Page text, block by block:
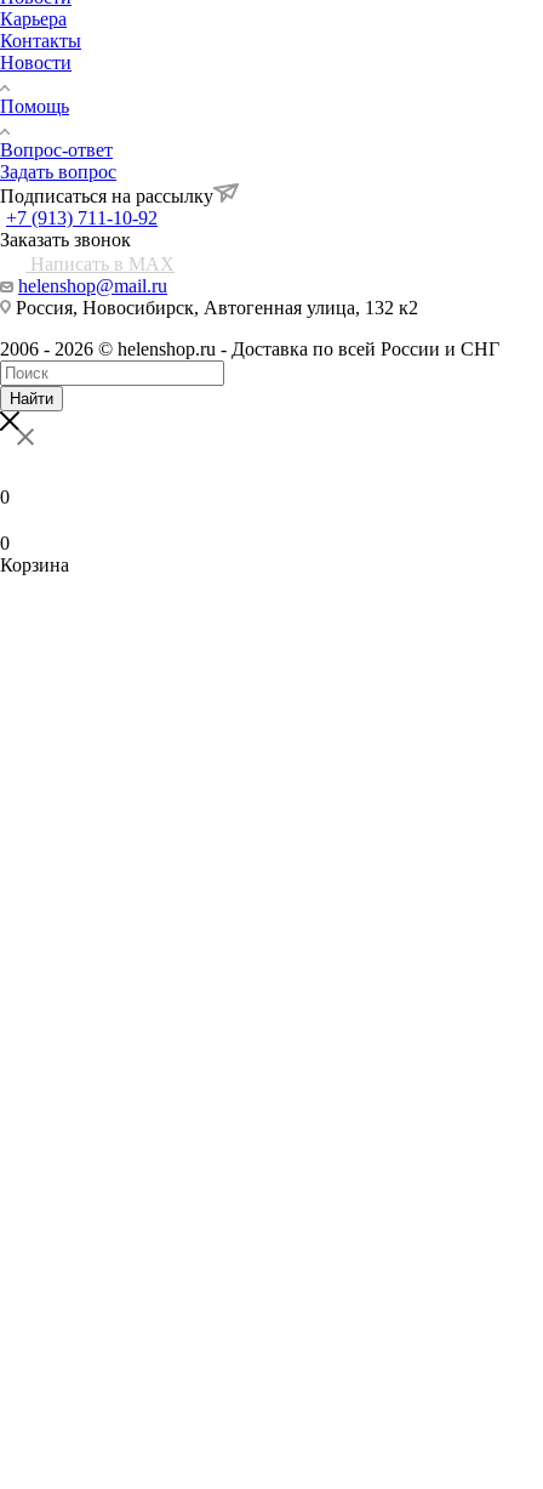
Карьера
Контакты
Новости
Помощь
Вопрос-ответ
Задать вопрос
Подписаться на рассылку
+7 (913) 711-10-92
Заказать звонок
Написать в MAX
helenshop@mail.ru
Россия, Новосибирск, Автогенная улица, 132 к2
2006 - 2026 © helenshop.ru - Доставка по всей России и СНГ
Найти
0
0
Корзина